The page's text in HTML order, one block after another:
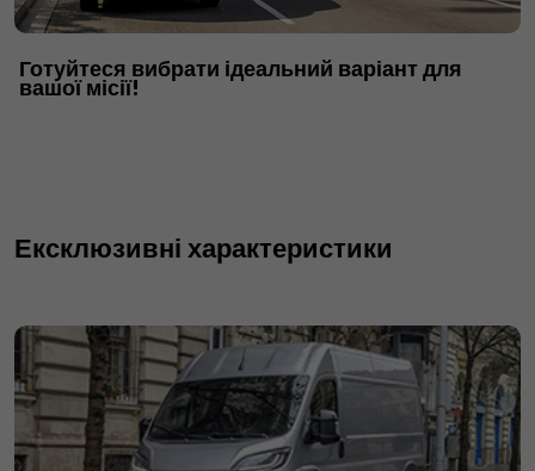
Готуйтеся вибрати ідеальний варіант для
вашої місії!​
Ексклюзивні характеристики